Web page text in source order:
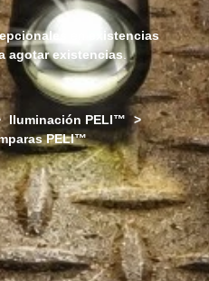
existencias
agotar existencias.
Iluminación PELI™
>
PELI™